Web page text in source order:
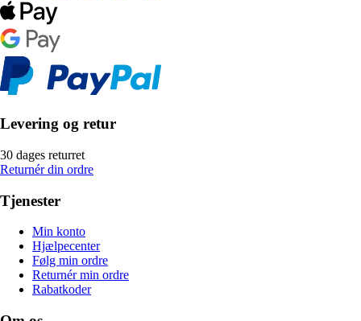
Levering og retur
30 dages returret
Returnér din ordre
Tjenester
Min konto
Hjælpecenter
Følg min ordre
Returnér min ordre
Rabatkoder